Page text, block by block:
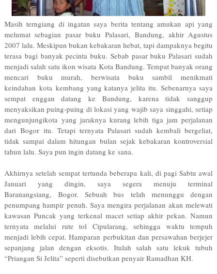
Masih terngiang di ingatan saya berita tentang amukan api yang
melumat sebagian pasar buku Palasari, Bandung, akhir Agustus
2007 lalu. Meskipun bukan kebakaran hebat, tapi dampaknya begitu
terasa bagi banyak pecinta buku. Sebab pasar buku Palasari sudah
menjadi salah satu ikon wisata Kota Bandung. Tempat banyak orang
mencari buku murah, berwisata buku sambil menikmati
keindahan kota kembang yang katanya jelita itu. Sebenarnya saya
sempat enggan datang ke Bandung, karena tidak sanggup
menyaksikan puing-puing di lokasi yang wajib saya singgahi, setiap
mengunjungikota yang jaraknya kurang lebih tiga jam perjalanan
dari Bogor itu. Tetapi ternyata Palasari sudah kembali bergeliat,
tidak sampai dalam hitungan bulan sejak kebakaran kontroversial
tahun lalu. Saya pun ingin datang ke sana.
Akhirnya setelah sempat tertunda beberapa kali, di pagi Sabtu awal
Januari yang dingin, saya segera menuju terminal
Baranangsiang, Bogor. Sebuah bus telah menunggu dengan
penumpang hampir penuh. Saya mengira perjalanan akan melewati
kawasan Puncak yang terkenal macet setiap akhir pekan. Namun
ternyata melalui rute tol Cipularang, sehingga waktu tempuh
menjadi lebih cepat. Hamparan perbukitan dan persawahan berjejer
sepanjang jalan dengan eksotis. Itulah salah satu lekuk tubuh
“Priangan Si Jelita” seperti disebutkan penyair Ramadhan KH.